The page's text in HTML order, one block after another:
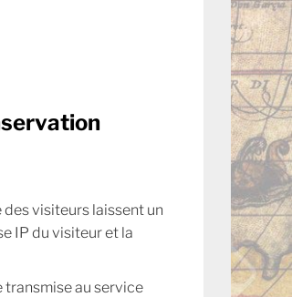
visiteurs laissent un
IP du visiteur et la
transmise au service